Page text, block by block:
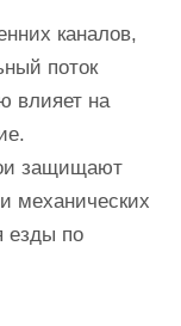
каналов,
поток
влияет на
защищают
механических
езды по